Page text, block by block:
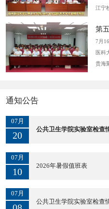
江宁
7月
医科
贵海
通知公告
07月
20
公共卫生学院实验室检查
07月
10
2026年暑假值班表
07月
公共卫生学院实验室检查